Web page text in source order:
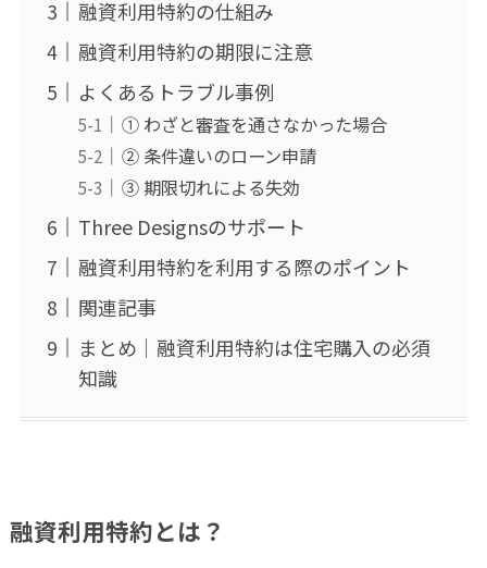
融資利用特約の仕組み
融資利用特約の期限に注意
よくあるトラブル事例
① わざと審査を通さなかった場合
② 条件違いのローン申請
③ 期限切れによる失効
Three Designsのサポート
融資利用特約を利用する際のポイント
関連記事
まとめ｜融資利用特約は住宅購入の必須
知識
融資利用特約とは？